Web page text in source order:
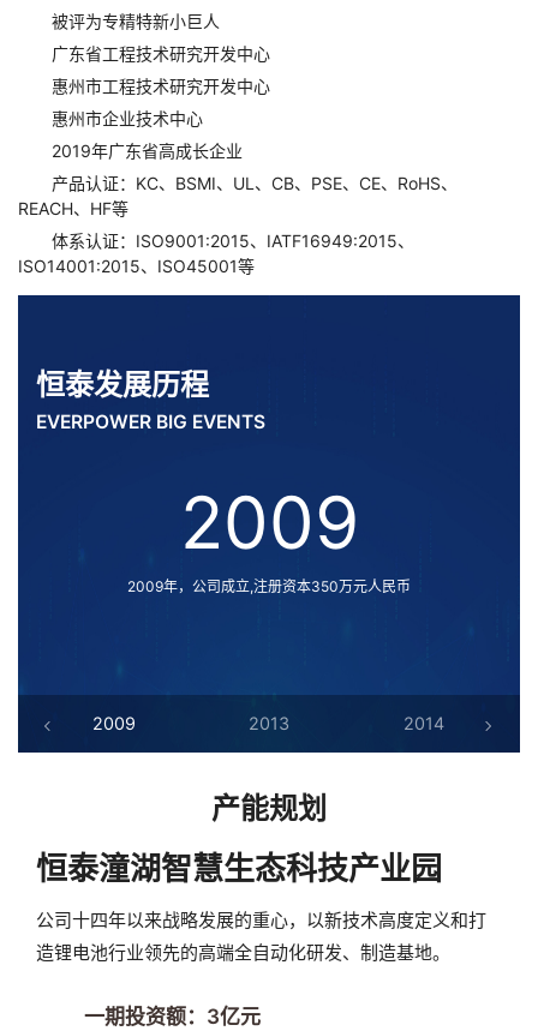
被评为专精特新小巨人
广东省工程技术研究开发中心
惠州市工程技术研究开发中心
惠州市企业技术中心
2019年广东省高成长企业
产品认证：KC、BSMI、UL、CB、PSE、CE、RoHS、
REACH、HF等
体系认证：ISO9001:2015、IATF16949:2015、
ISO14001:2015、ISO45001等
恒泰发展历程
EVERPOWER BIG EVENTS
2009
2009年，公司成立,注册资本350万元人民币
2009 2013 2014
产能规划
恒泰潼湖智慧生态科技产业园
公司十四年以来战略发展的重心，以新技术高度定义和打
造锂电池行业领先的高端全自动化研发、制造基地。
一期投资额：3亿元